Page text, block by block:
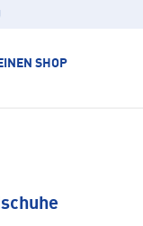
SHOP